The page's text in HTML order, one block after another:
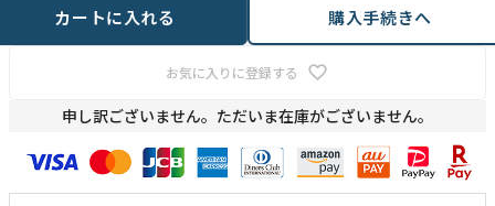
お気に入りに登録する
カートに入れる 購入手続きへ
申し訳ございません。ただいま在庫がございません。